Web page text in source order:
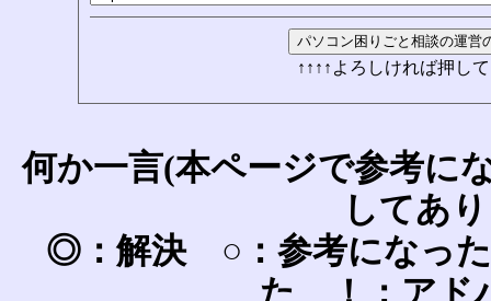
↑↑↑↑よろしければ押し
何か一言(本ページで参考に
してあ
◎：解決 ○：参考になっ
た ！：アド